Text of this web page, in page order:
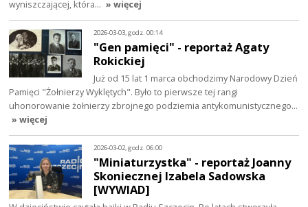
wyniszczającej, która… » więcej
2026-03-03, godz. 00:14
"Gen pamięci" - reportaż Agaty
Rokickiej
Już od 15 lat 1 marca obchodzimy Narodowy Dzień
Pamięci "Żołnierzy Wyklętych". Było to pierwsze tej rangi
uhonorowanie żołnierzy zbrojnego podziemia antykomunistycznego…
» więcej
2026-03-02, godz. 06:00
"Miniaturzystka" - reportaż Joanny
Skoniecznej Izabela Sadowska
[WYWIAD]